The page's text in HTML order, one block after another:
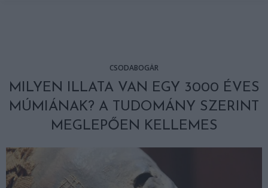
CSODABOGÁR
MILYEN ILLATA VAN EGY 3000 ÉVES
MÚMIÁNAK? A TUDOMÁNY SZERINT
MEGLEPŐEN KELLEMES